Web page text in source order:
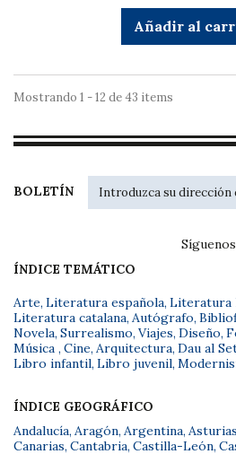
Añadir al
Mostrando 1 - 12 de 43 items
BOLETÍN
ÍNDICE TEMÁTICO
Arte, Literatura española, Literatura
Literatura catalana, Autógrafo,
Novela, Surrealismo, Viajes, Diseño,
Música , Cine, Arquitectura, Dau al
Libro infantil, Libro juvenil,
ÍNDICE GEOGRÁFICO
Andalucía, Aragón, Argentina, Asturias
Canarias, Cantabria, Castilla-León,